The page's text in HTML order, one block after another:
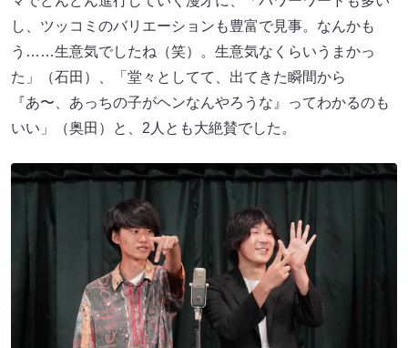
し、ツッコミのバリエーションも豊富で見事。なんかも
う……生意気でしたね（笑）。生意気なくらいうまかっ
た」（石田）、「堂々としてて、出てきた瞬間から
『あ〜、あっちの子がヘンなんやろうな』ってわかるのも
いい」（奥田）と、2人とも大絶賛でした。